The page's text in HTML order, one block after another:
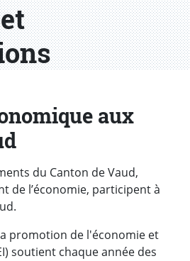
aux
du Canton de Vaud,
de l’économie, participent à
promotion de l'économie et
soutient chaque année des